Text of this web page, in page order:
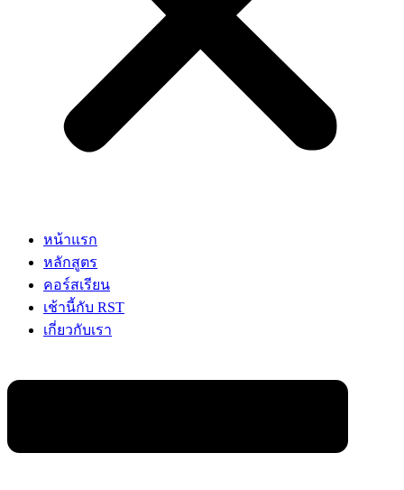
หน้าแรก
หลักสูตร
คอร์สเรียน
เช้านี้กับ RST
เกี่ยวกับเรา